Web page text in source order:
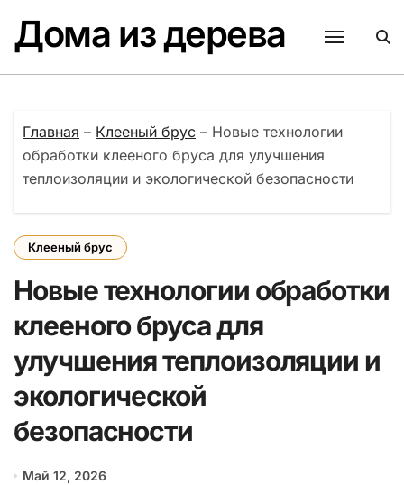
содержанию
Дома из дерева
Главная – Клееный брус – Новые технологии
обработки клееного бруса для улучшения
теплоизоляции и экологической безопасности
Клееный брус
Новые технологии обработки
клееного бруса для
улучшения теплоизоляции и
экологической
безопасности
Май 12, 2026